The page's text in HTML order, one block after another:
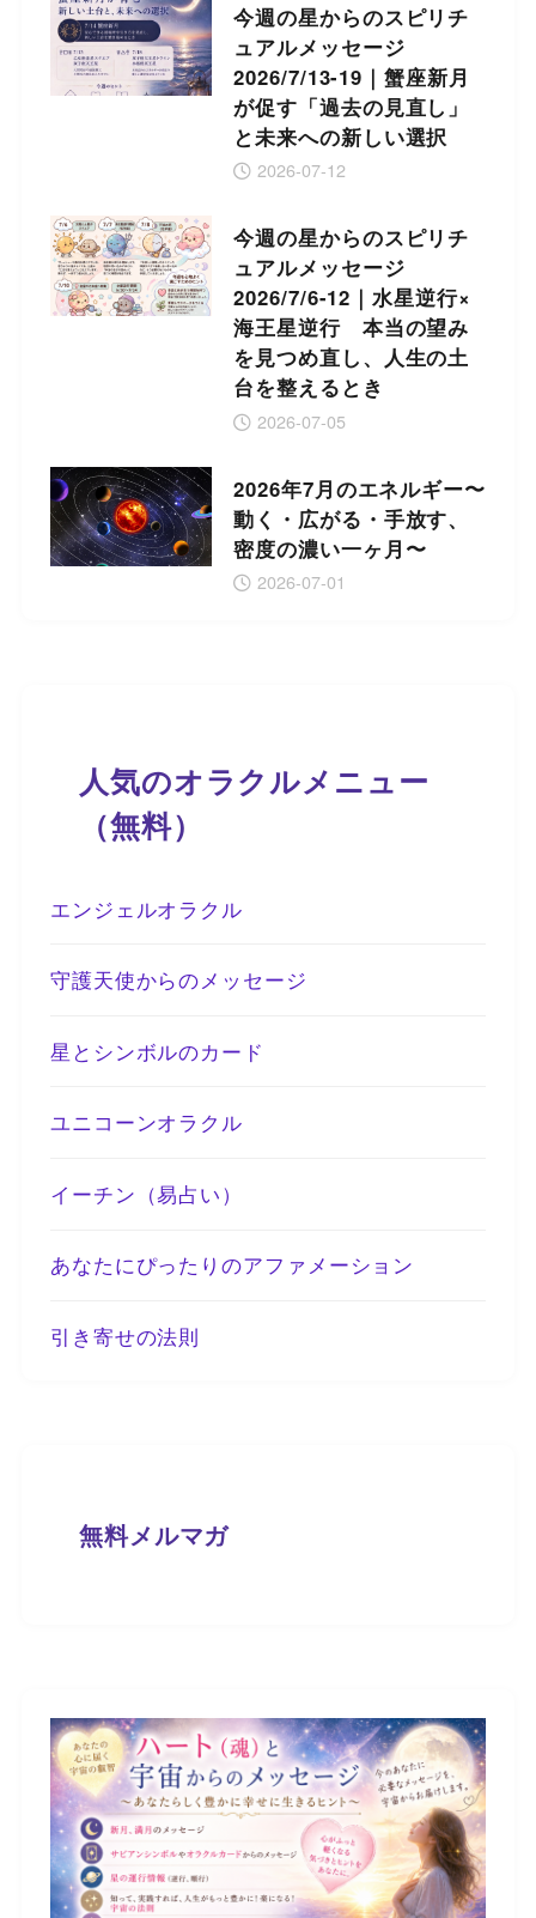
今週の星からのスピリチ
ュアルメッセージ
2026/7/13-19｜蟹座新月
が促す「過去の見直し」
と未来への新しい選択
2026-07-12
今週の星からのスピリチ
ュアルメッセージ
2026/7/6-12｜水星逆行×
海王星逆行 本当の望み
を見つめ直し、人生の土
台を整えるとき
2026-07-05
2026年7月のエネルギー〜
動く・広がる・手放す、
密度の濃い一ヶ月〜
2026-07-01
人気のオラクルメニュー
（無料）
エンジェルオラクル
守護天使からのメッセージ
星とシンボルのカード
ユニコーンオラクル
イーチン（易占い）
あなたにぴったりのアファメーション
引き寄せの法則
無料メルマガ